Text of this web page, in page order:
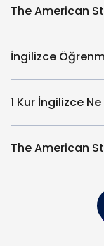
The American
İngilizce
1 Kur İngilizce
The American